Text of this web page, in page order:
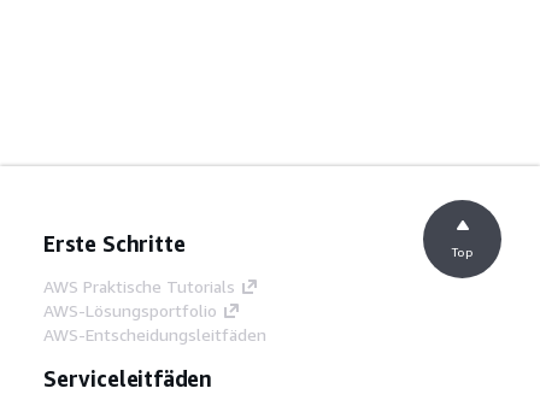
Erste Schritte
AWS Praktische Tutorials
AWS-Lösungsportfolio
AWS-Entscheidungsleitfäden
Serviceleitfäden
Top